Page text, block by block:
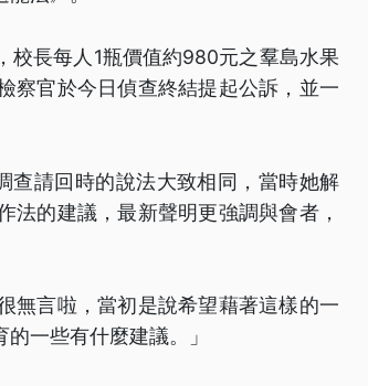
校長每人1瓶價值約980元之羣島水果
察官於今日偵查終結提起公訴，並一
查請回時的說法大致相同，當時她解
法的建議，最新聲明更強調與會者，
無言啦，當初是說希望藉著這樣的一
一些有什麼建議。」